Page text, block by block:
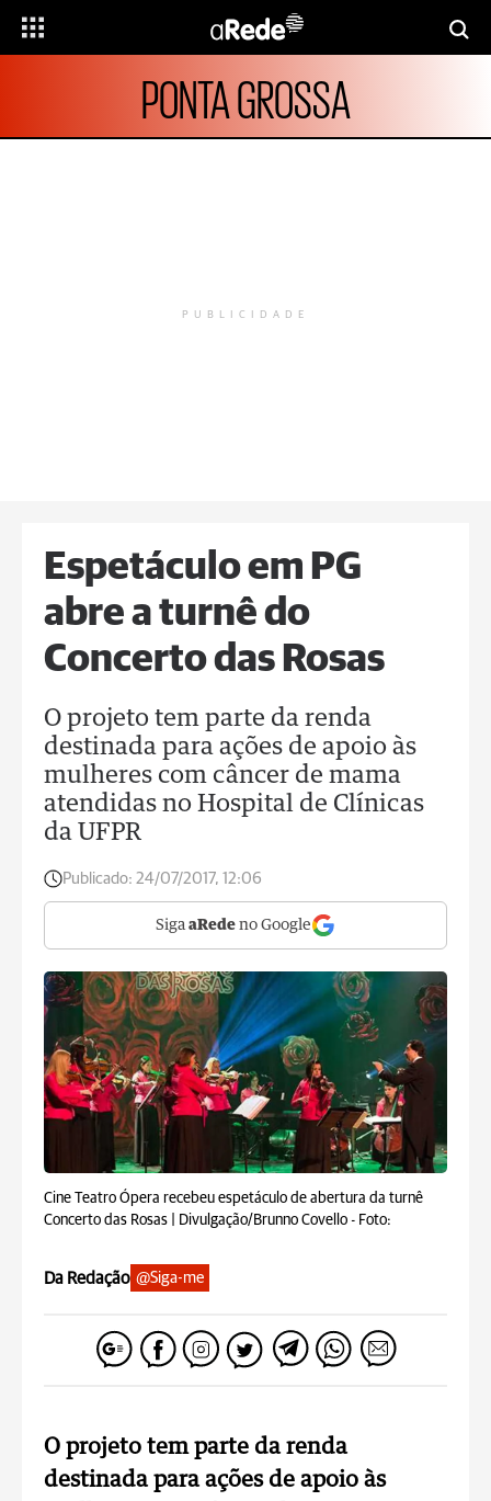
PONTA GROSSA
PUBLICIDADE
Espetáculo em PG
abre a turnê do
Concerto das Rosas
O projeto tem parte da renda
destinada para ações de apoio às
mulheres com câncer de mama
atendidas no Hospital de Clínicas
da UFPR
Publicado: 24/07/2017, 12:06
Siga aRede no Google
Cine Teatro Ópera recebeu espetáculo de abertura da turnê
Concerto das Rosas | Divulgação/Brunno Covello - Foto:
Da Redação @Siga-me
O projeto tem parte da renda
destinada para ações de apoio às